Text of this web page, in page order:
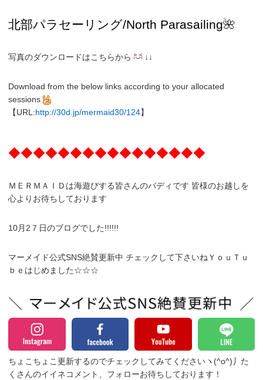
北部パラセーリング/North Parasailing🌺
写真のダウンロードはこちらから ↓↓
Download from the below links according to your allocated
sessions
【URL:http://30d.jp/mermaid30/124】
◆◆◆◆◆◆◆◆◆◆◆◆◆◆◆◆
ＭＥＲＭＡＩＤは海遊びする皆さんのバディです 皆様のお越しを
心よりお待ちしております
10月2７日のブログでした!!!!!!
マーメイド公式SNS絶賛更新中 チェックして下さいねＹｏｕＴｕ
ｂｅはじめました☆☆☆
ちょこちょこ更新するのでチェックしてみてくださいヽ(^o^)丿 た
くさんのイイネコメント、フォローお待ちしております！